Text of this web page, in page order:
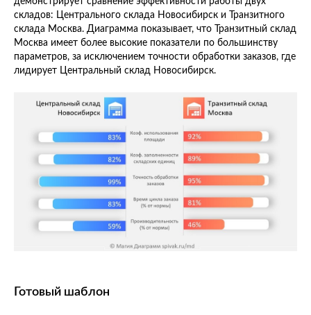
складов: Центрального склада Новосибирск и Транзитного
склада Москва. Диаграмма показывает, что Транзитный склад
Москва имеет более высокие показатели по большинству
параметров, за исключением точности обработки заказов, где
лидирует Центральный склад Новосибирск.
Готовый шаблон